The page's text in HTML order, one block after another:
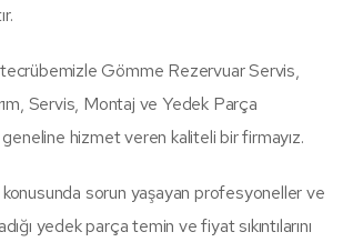
tecrübemizle Gömme Rezervuar Servis,
Servis, Montaj ve Yedek Parça
hizmet veren kaliteli bir firmayız.
sorun yaşayan profesyoneller ve
yedek parça temin ve fiyat sıkıntılarını